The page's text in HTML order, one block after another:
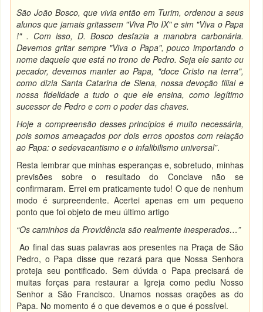
São João Bosco, que vivia então em Turim, ordenou a seus
alunos que jamais gritassem "Viva Pio IX" e sim "Viva o Papa
!" . Com isso, D. Bosco desfazia a manobra carbonária.
Devemos gritar sempre "Viva o Papa", pouco importando o
nome daquele que está no trono de Pedro. Seja ele santo ou
pecador, devemos manter ao Papa, "doce Cristo na terra",
como dizia Santa Catarina de Siena, nossa devoção filial e
nossa fidelidade a tudo o que ele ensina, como legítimo
sucessor de Pedro e com o poder das chaves.
Hoje a compreensão desses princípios é muito necessária,
pois somos ameaçados por dois erros opostos com relação
ao Papa: o sedevacantismo e o infalibilismo universal”.
Resta lembrar que minhas esperanças e, sobretudo, minhas
previsões sobre o resultado do Conclave não se
confirmaram. Errei em praticamente tudo! O que de nenhum
modo é surpreendente. Acertei apenas em um pequeno
ponto que foi objeto de meu último artigo
“Os caminhos da Providência são realmente inesperados…”
Ao final das suas palavras aos presentes na Praça de São
Pedro, o Papa disse que rezará para que Nossa Senhora
proteja seu pontificado. Sem dúvida o Papa precisará de
muitas forças para restaurar a Igreja como pediu Nosso
Senhor a São Francisco. Unamos nossas orações as do
Papa. No momento é o que devemos e o que é possível.